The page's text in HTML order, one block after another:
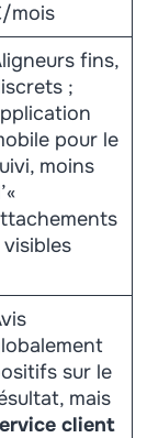
mois
fins,
;
pour le
moins
visibles
sur le
mais
client